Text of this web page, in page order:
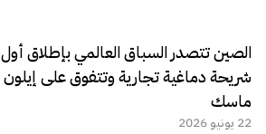
الصين تتصدر السباق العالمي بإطلاق أول
شريحة دماغية تجارية وتتفوق على إيلون
ماسك
22 يونيو 2026